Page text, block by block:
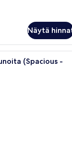
Näytä
makuuhuone, jossa
(Spacious -